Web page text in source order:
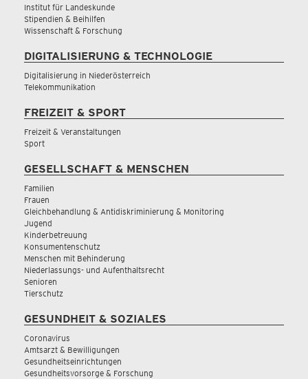
Institut für Landeskunde
Stipendien & Beihilfen
Wissenschaft & Forschung
DIGITALISIERUNG & TECHNOLOGIE
Digitalisierung in Niederösterreich
Telekommunikation
FREIZEIT & SPORT
Freizeit & Veranstaltungen
Sport
GESELLSCHAFT & MENSCHEN
Familien
Frauen
Gleichbehandlung & Antidiskriminierung & Monitoring
Jugend
Kinderbetreuung
Konsumentenschutz
Menschen mit Behinderung
Niederlassungs- und Aufenthaltsrecht
Senioren
Tierschutz
GESUNDHEIT & SOZIALES
Coronavirus
Amtsarzt & Bewilligungen
Gesundheitseinrichtungen
Gesundheitsvorsorge & Forschung